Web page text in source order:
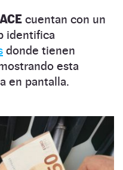
cuentan con un
identifica
donde tienen
esta
en pantalla.